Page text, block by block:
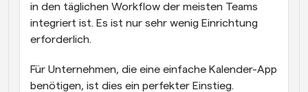
in den täglichen Workflow der meisten Teams
integriert ist. Es ist nur sehr wenig Einrichtung
erforderlich.
Für Unternehmen, die eine einfache Kalender-App
benötigen, ist dies ein perfekter Einstieg.